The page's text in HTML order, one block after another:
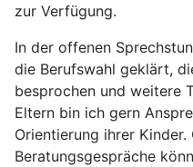
zur Verfügung.
In der offenen
die Berufswahl geklärt,
besprochen und weitere
Eltern bin ich gern
Orientierung ihrer Kinder.
Beratungsgespräche